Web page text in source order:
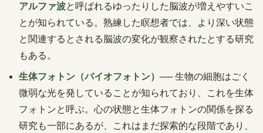
アルファ波と呼ばれるゆったりした脳波が増えやすいこ
とが知られている。熟練した瞑想者では、より深い状態
と関連するとされる脳波の変化が観察されたとする研究
もある。
生体フォトン（バイオフォトン） ── 生物の細胞はごく
微弱な光を発していることが知られており、これを生体
フォトンと呼ぶ。心の状態と生体フォトンの関係を探る
研究も一部にあるが、これはまだ探索的な段階であり、